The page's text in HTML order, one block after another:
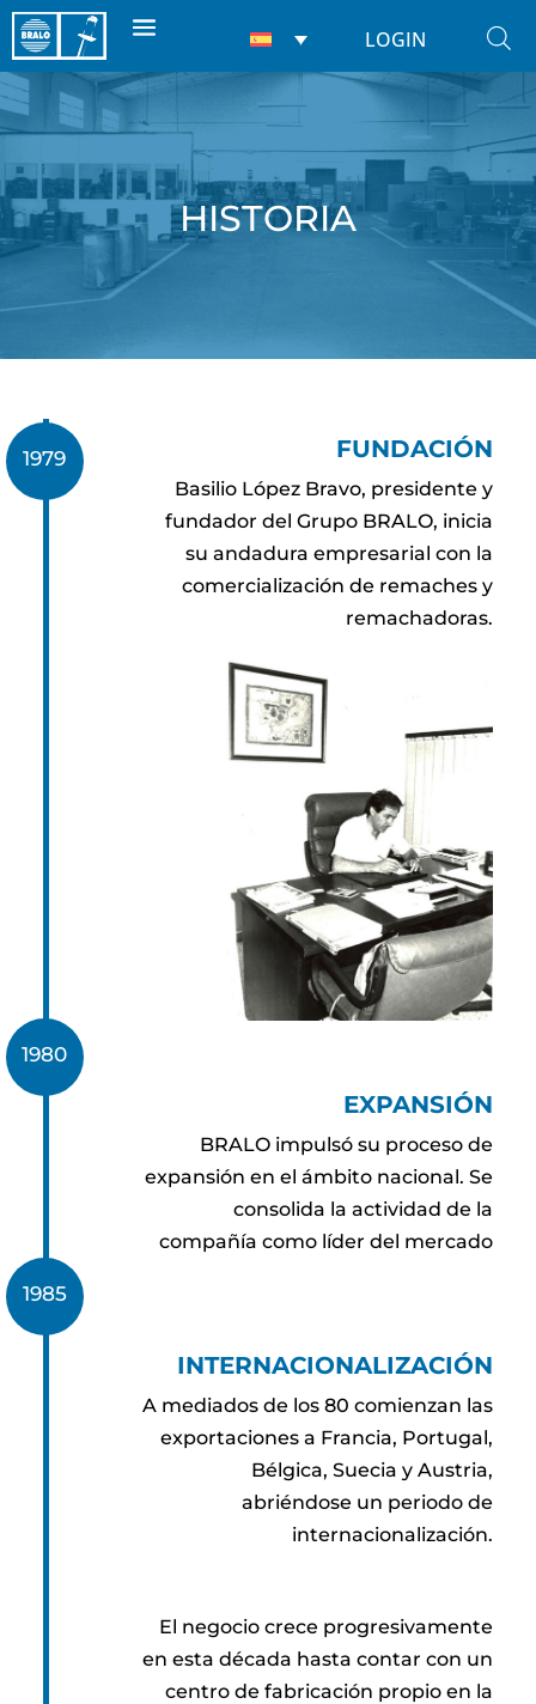
LOGIN
HISTORIA
FUNDACIÓN
Basilio López Bravo, presidente y
fundador del Grupo BRALO, inicia
su andadura empresarial con la
comercialización de remaches y
remachadoras.
1979
EXPANSIÓN
BRALO impulsó su proceso de
expansión en el ámbito nacional. Se
consolida la actividad de la
compañía como líder del mercado
1980
INTERNACIONALIZACIÓN
A mediados de los 80 comienzan las
exportaciones a Francia, Portugal,
Bélgica, Suecia y Austria,
abriéndose un periodo de
internacionalización.
El negocio crece progresivamente
en esta década hasta contar con un
centro de fabricación propio en la
1985